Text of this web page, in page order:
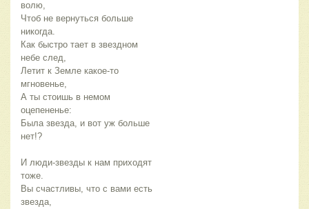
волю,
Чтоб не вернуться больше
никогда.
Как быстро тает в звездном
небе след,
Летит к Земле какое-то
мгновенье,
А ты стоишь в немом
оцепененье:
Была звезда, и вот уж больше
нет!?
И люди-звезды к нам приходят
тоже.
Вы счастливы, что с вами есть
звезда,